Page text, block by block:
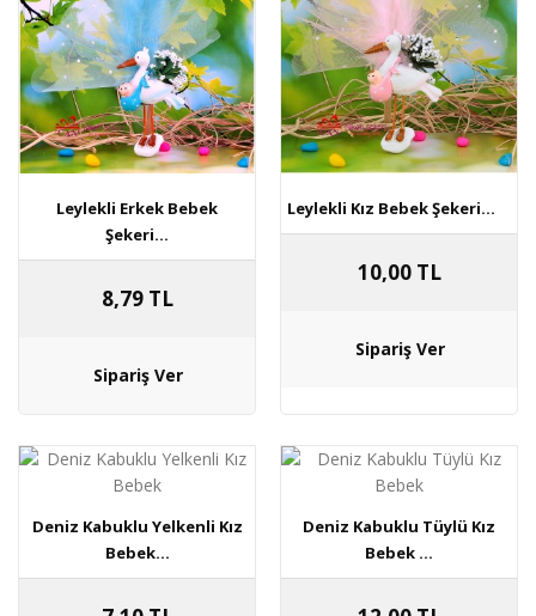
Leylekli Erkek Bebek
Şekeri...
8,79 TL
Leylekli Kız Bebek Şekeri...
10,00 TL
Deniz Kabuklu Yelkenli Kız
Bebek...
Deniz Kabuklu Tüylü Kız
Bebek ...